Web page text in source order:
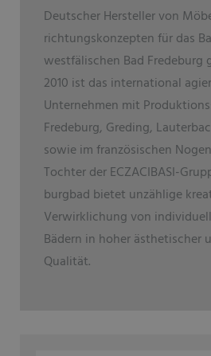
Deutscher Hersteller von
richtungskonzepten für das
westfälischen Bad Fredeburg
2010 ist das international
Unternehmen mit
Fredeburg, Greding,
sowie im französischen
Tochter der ECZACIBASI­-
burgbad bietet unzählige
Verwirklichung von
Bädern in hoher ästhetischer
Qualität.